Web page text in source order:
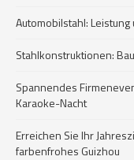
Automobilstahl:
Stahlkonstruktionen:
Spannendes
Karaoke-Nacht
Erreichen Sie Ihr
farbenfrohes Guizhou